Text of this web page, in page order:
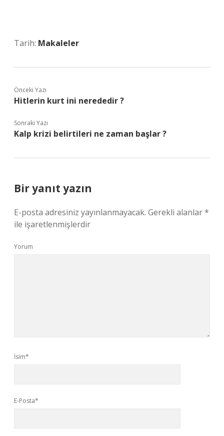
Tarih: Makaleler
Önceki Yazı
Hitlerin kurt ini nerededir ?
Sonraki Yazı
Kalp krizi belirtileri ne zaman başlar ?
Bir yanıt yazın
E-posta adresiniz yayınlanmayacak. Gerekli alanlar*
ile işaretlenmişlerdir
Yorum
İsim*
E-Posta*